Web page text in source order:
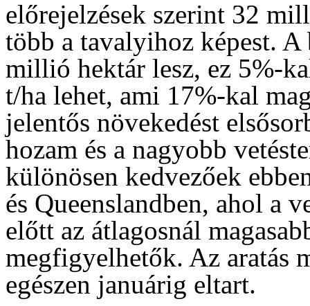
előrejelzések szerint 32
több a tavalyihoz képest.
millió hektár lesz, ez 5%-
t/ha lehet, ami 17%-kal
jelentős növekedést
hozam és a nagyobb
különösen kedvezőek
és Queenslandben, ahol a
előtt az átlagosnál
megfigyelhetők. Az aratás
egészen januárig eltart.